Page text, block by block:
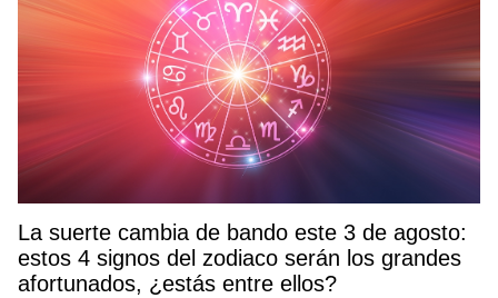
La suerte cambia de bando este 3 de agosto:
estos 4 signos del zodiaco serán los grandes
afortunados, ¿estás entre ellos?